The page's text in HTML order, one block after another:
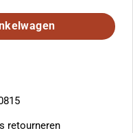
retourneren